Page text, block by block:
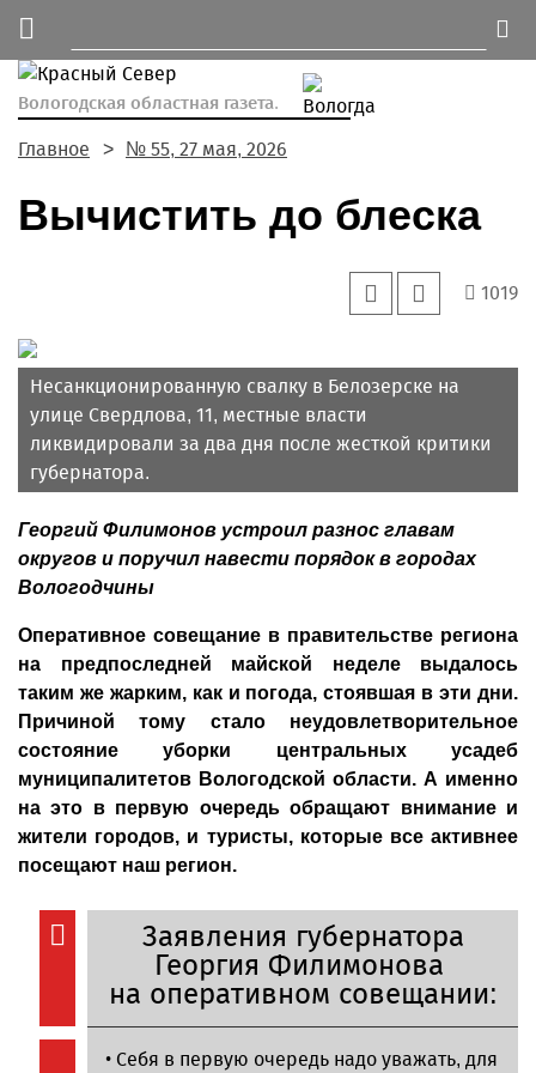
Вологодская областная газета.
Главное № 55, 27 мая, 2026
Вычистить до блеска
1019
Несанкционированную свалку в Белозерске на
улице Свердлова, 11, местные власти
ликвидировали за два дня после жесткой критики
губернатора.
Георгий Филимонов устроил разнос главам
округов и поручил навести порядок в городах
Вологодчины
Оперативное совещание в правительстве региона
на предпоследней майской неделе выдалось
таким же жарким, как и погода, стоявшая в эти дни.
Причиной тому стало неудовлетворительное
состояние уборки центральных усадеб
муниципалитетов Вологодской области. А именно
на это в первую очередь обращают внимание и
жители городов, и туристы, которые все активнее
посещают наш регион.
Заявления губернатора
Георгия Филимонова
на оперативном совещании:
• Себя в первую очередь надо уважать, для